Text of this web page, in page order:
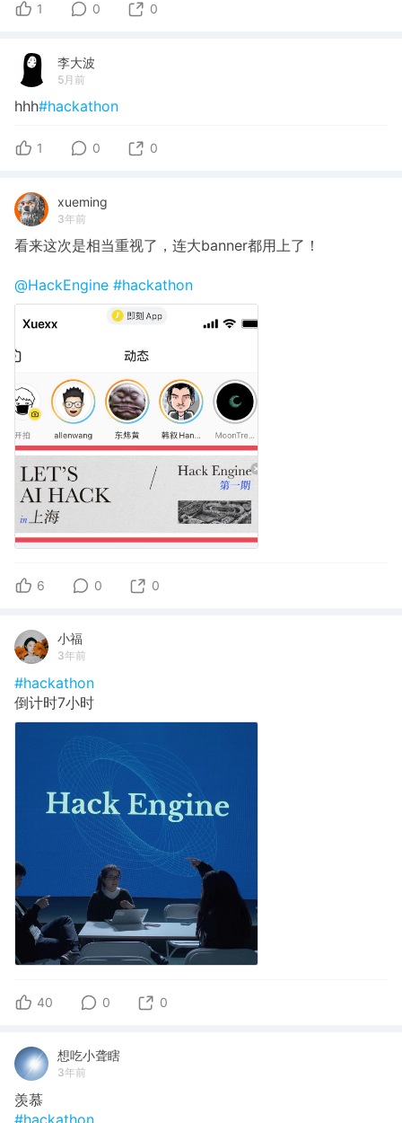
1 0 0
李大波
5月前
hhh#hackathon
1 0 0
xueming
3年前
看来这次是相当重视了，连大banner都用上了！
@HackEngine #hackathon
6 0 0
小福
3年前
#hackathon
倒计时7小时
40 0 0
想吃小聋瞎
3年前
羡慕
#hackathon